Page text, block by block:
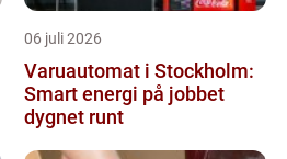
06 juli 2026
Varuautomat i Stockholm:
Smart energi på jobbet
dygnet runt